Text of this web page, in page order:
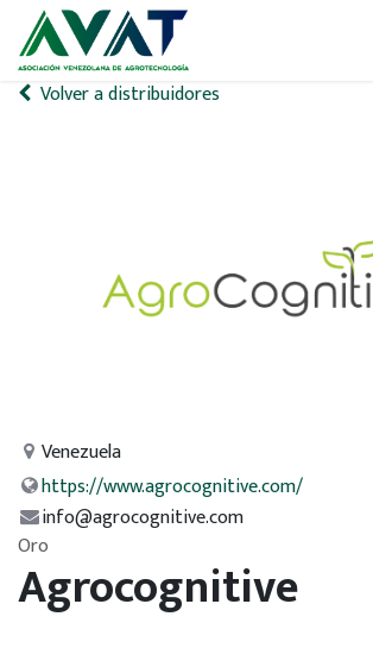
Ir al contenido
Volver a distribuidores
Venezuela
https://www.agrocognitive.com/
info@agrocognitive.com
Oro
Agrocognitive